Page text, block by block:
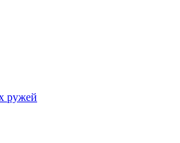
ружей